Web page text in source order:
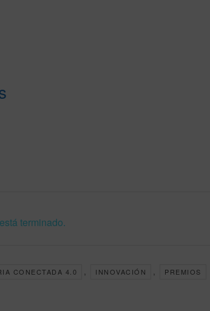
terminado.
CONECTADA 4.0 , INNOVACIÓN , PREMIOS